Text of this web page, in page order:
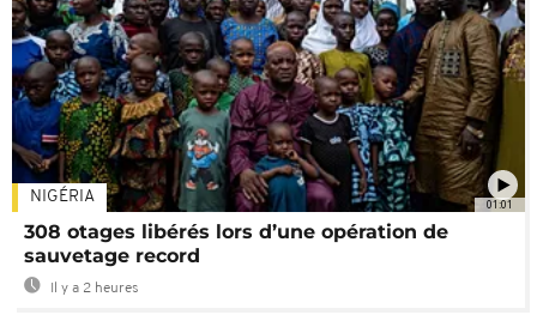
01:01
NIGÉRIA
308 otages libérés lors d’une opération de
sauvetage record
Il y a 2 heures